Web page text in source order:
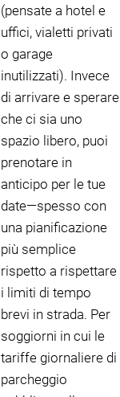
(pensate a hotel e
uffici, vialetti privati
o garage
inutilizzati). Invece
di arrivare e sperare
che ci sia uno
spazio libero, puoi
prenotare in
anticipo per le tue
date—spesso con
una pianificazione
più semplice
rispetto a rispettare
i limiti di tempo
brevi in strada. Per
soggiorni in cui le
tariffe giornaliere di
parcheggio